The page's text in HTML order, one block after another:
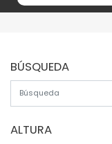
BÚSQUEDA
ALTURA